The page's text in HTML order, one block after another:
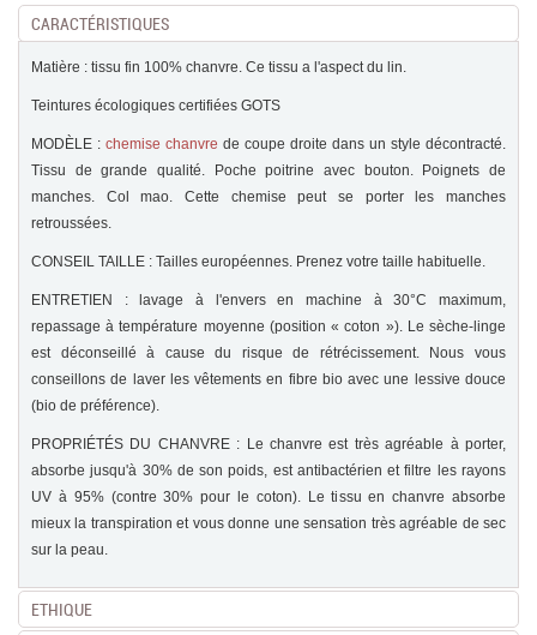
CARACTÉRISTIQUES
Matière : tissu fin 100% chanvre. Ce tissu a l'aspect du lin.
Teintures écologiques certifiées GOTS
MODÈLE : chemise chanvre de coupe droite dans un style décontracté.
Tissu de grande qualité. Poche poitrine avec bouton. Poignets de
manches. Col mao. Cette chemise peut se porter les manches
retroussées.
CONSEIL TAILLE : Tailles européennes. Prenez votre taille habituelle.
ENTRETIEN : lavage à l'envers en machine à 30°C maximum,
repassage à température moyenne (position « coton »). Le sèche-linge
est déconseillé à cause du risque de rétrécissement. Nous vous
conseillons de laver les vêtements en fibre bio avec une lessive douce
(bio de préférence).
PROPRIÉTÉS DU CHANVRE : Le chanvre est très agréable à porter,
absorbe jusqu'à 30% de son poids, est antibactérien et filtre les rayons
UV à 95% (contre 30% pour le coton). Le tissu en chanvre absorbe
mieux la transpiration et vous donne une sensation très agréable de sec
sur la peau.
ETHIQUE